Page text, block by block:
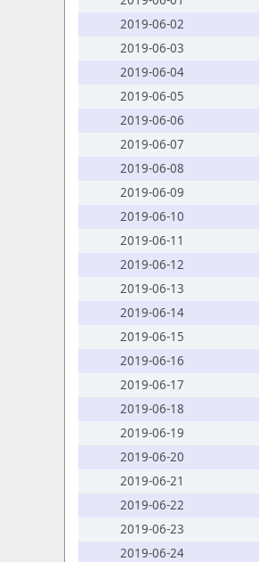
2019-06-02
2019-06-03
2019-06-04
2019-06-05
2019-06-06
2019-06-07
2019-06-08
2019-06-09
2019-06-10
2019-06-11
2019-06-12
2019-06-13
2019-06-14
2019-06-15
2019-06-16
2019-06-17
2019-06-18
2019-06-19
2019-06-20
2019-06-21
2019-06-22
2019-06-23
2019-06-24